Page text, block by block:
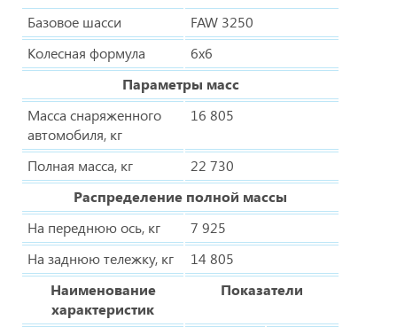
Базовое шасси
FAW 3250
Колесная формула
6х6
Параметры масс
Масса снаряженного
автомобиля, кг
16 805
Полная масса, кг
22 730
Распределение полной массы
На переднюю ось, кг
7 925
На заднюю тележку, кг
14 805
Наименование
характеристик
Показатели